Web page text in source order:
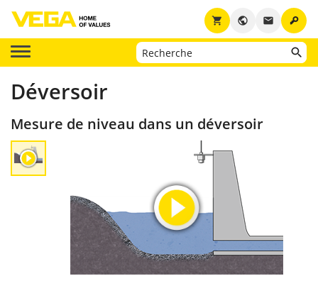
key
email
public
shopping_cart
Déversoir
Mesure de niveau dans un déversoir